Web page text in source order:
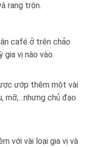
rang trộn.
café ở trên chảo
vị nào vào.
ướp thêm một vài
mỡ,…nhưng chủ đạo
với vài loại gia vị và